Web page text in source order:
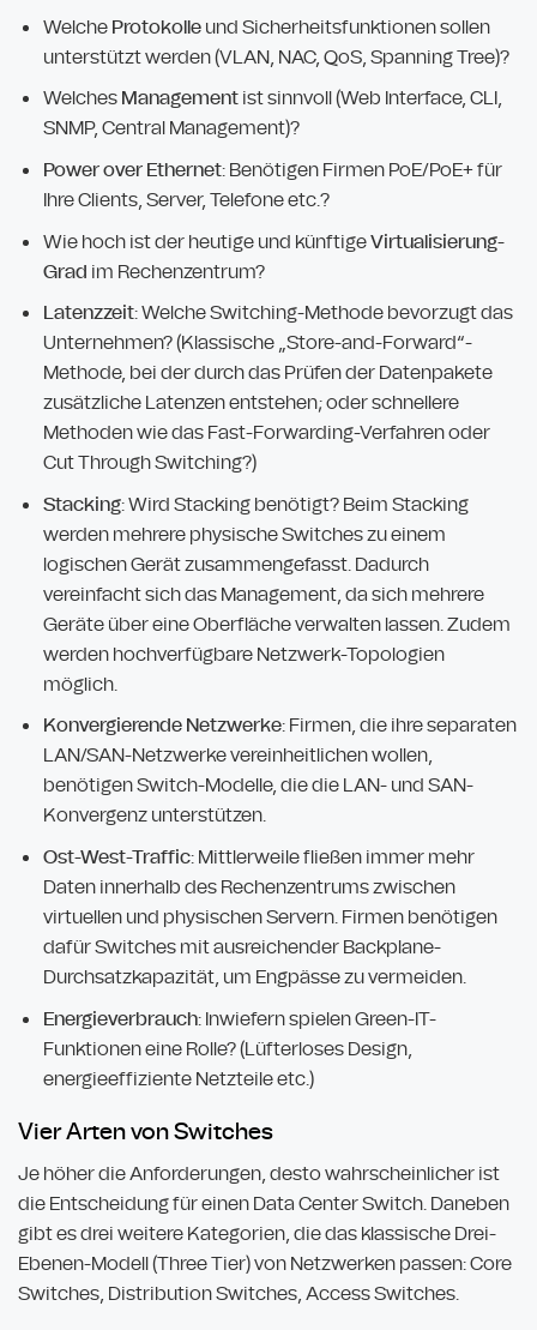
WelcheProtokolleund Sicherheitsfunktionen sollen
unterstützt werden (VLAN, NAC, QoS, Spanning Tree)?
WelchesManagementist sinnvoll (Web Interface, CLI,
SNMP, Central Management)?
Power over Ethernet: Benötigen Firmen PoE/PoE+ für
Ihre Clients, Server, Telefone etc.?
Wie hoch ist der heutige und künftigeVirtualisierung-
Grad im Rechenzentrum?
Latenzzeit: Welche Switching-Methode bevorzugt das
Unternehmen? (Klassische „Store-and-Forward“-
Methode, bei der durch das Prüfen der Datenpakete
zusätzliche Latenzen entstehen; oder schnellere
Methoden wie das Fast-Forwarding-Verfahren oder
Cut Through Switching?)
Stacking: Wird Stacking benötigt? Beim Stacking
werden mehrere physische Switches zu einem
logischen Gerät zusammengefasst. Dadurch
vereinfacht sich das Management, da sich mehrere
Geräte über eine Oberfläche verwalten lassen. Zudem
werden hochverfügbare Netzwerk-Topologien
möglich.
Konvergierende Netzwerke: Firmen, die ihre separaten
LAN/SAN-Netzwerke vereinheitlichen wollen,
benötigen Switch-Modelle, die die LAN- und SAN-
Konvergenz unterstützen.
Ost-West-Traffic: Mittlerweile fließen immer mehr
Daten innerhalb des Rechenzentrums zwischen
virtuellen und physischen Servern. Firmen benötigen
dafür Switches mit ausreichender Backplane-
Durchsatzkapazität, um Engpässe zu vermeiden.
Energieverbrauch: Inwiefern spielen Green-IT-
Funktionen eine Rolle? (Lüfterloses Design,
energieeffiziente Netzteile etc.)
Vier Arten von Switches
Je höher die Anforderungen, desto wahrscheinlicher ist
die Entscheidung für einen Data Center Switch. Daneben
gibt es drei weitere Kategorien, die das klassische Drei-
Ebenen-Modell (Three Tier) von Netzwerken passen: Core
Switches, Distribution Switches, Access Switches.